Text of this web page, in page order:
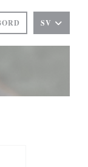
SV